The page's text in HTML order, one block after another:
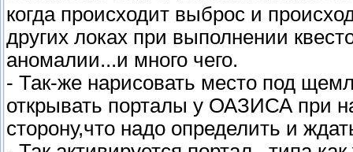
когда происходит выброс и
других локах при выполнении
аномалии...и много чего.
- Так-же нарисовать место под
открывать порталы у ОАЗИСА при
сторону,что надо определить и